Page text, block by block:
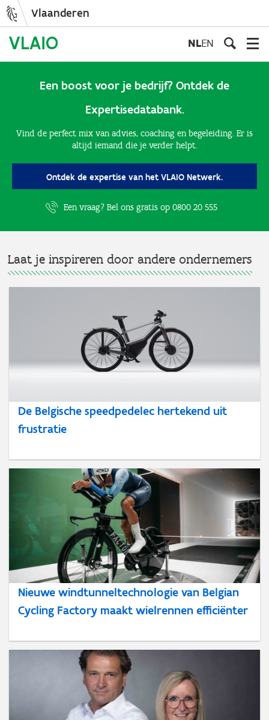
inhoud
Vlaanderen
NLEN
Een boost voor je bedrijf? Ontdek de
Expertisedatabank.
Vind de perfect mix van advies, coaching en begeleiding. Er is
altijd iemand die je verder helpt.
Ontdek de expertise van het VLAIO Netwerk.
Een vraag? Bel ons gratis op 0800 20 555
Laat je inspireren door andere ondernemers
De Belgische speedpedelec hertekend uit
frustratie
Nieuwe windtunneltechnologie van Belgian
Cycling Factory maakt wielrennen efficiënter